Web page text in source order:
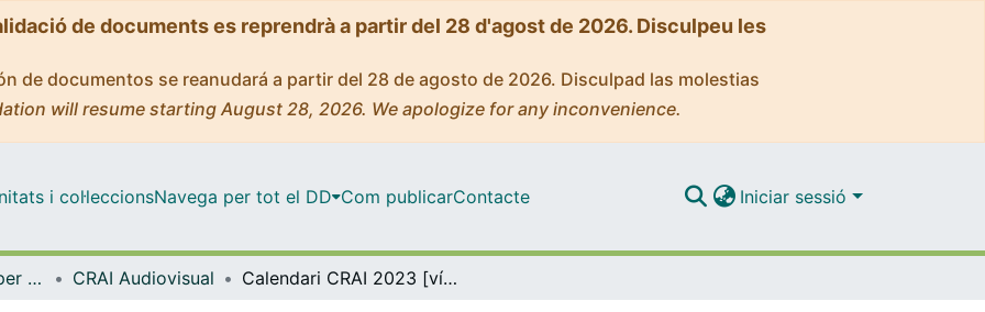
de documents es reprendrà a partir del 28 d'agost de 2026. Disculpeu les
de documentos se reanudará a partir del 28 de agosto de 2026. Disculpad las molestias
will resume starting August 28, 2026. We apologize for any inconvenience.
i col·leccionsNavega per tot el DD Com publicarContacte Iniciar sessió
Centre de Recursos per a l'Aprenentatge i la Investigació (CRAI-UB) - Institucional CRAI Audiovisual Calendari CRAI 2023 [vídeo]